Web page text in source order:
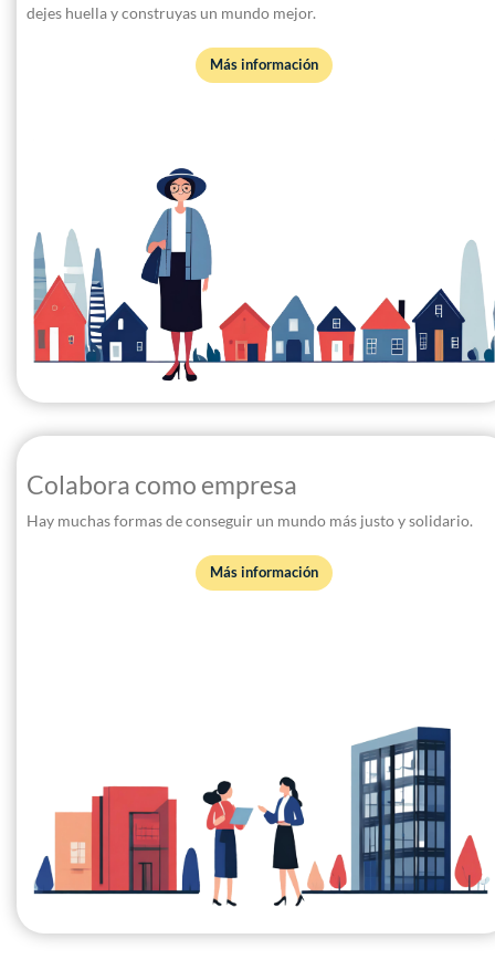
dejes huella y construyas un mundo mejor.
Más información
Colabora como empresa
Hay muchas formas de conseguir un mundo más justo y solidario.
Más información